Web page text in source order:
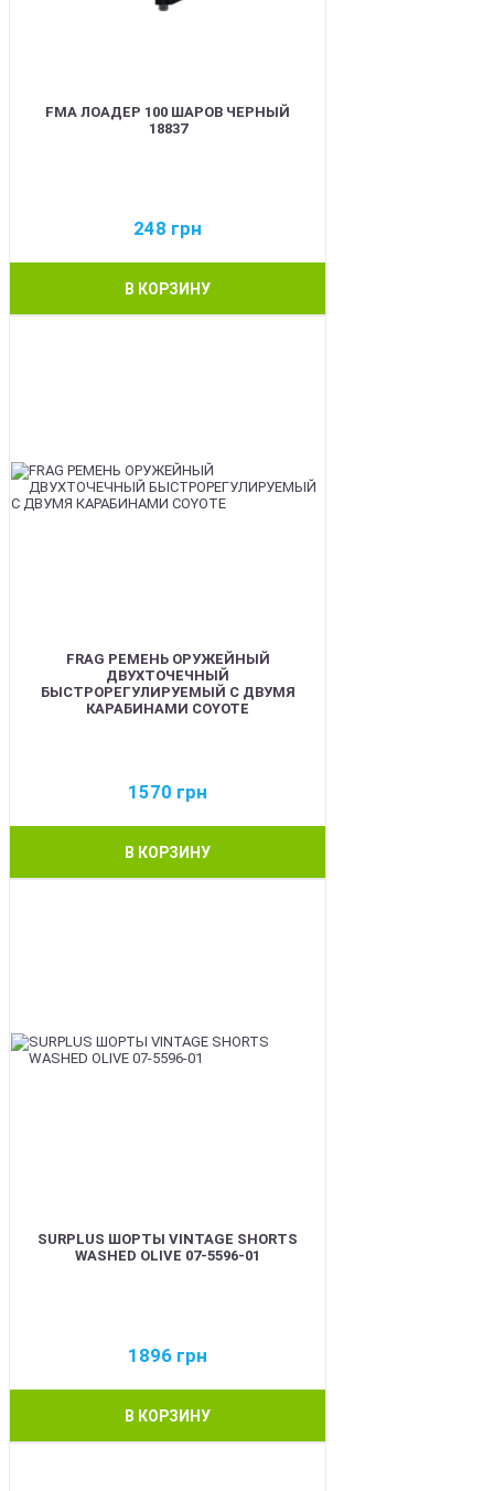
FMA ЛОАДЕР 100 ШАРОВ ЧЕРНЫЙ
18837
248 грн
В КОРЗИНУ
FRAG РЕМЕНЬ ОРУЖЕЙНЫЙ
ДВУХТОЧЕЧНЫЙ
БЫСТРОРЕГУЛИРУЕМЫЙ С ДВУМЯ
КАРАБИНАМИ COYOTE
1570 грн
В КОРЗИНУ
SURPLUS ШОРТЫ VINTAGE SHORTS
WASHED OLIVE 07-5596-01
1896 грн
В КОРЗИНУ